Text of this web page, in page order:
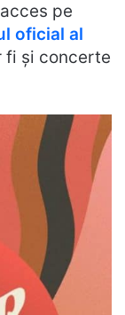
pe
oficial al
fi și concerte